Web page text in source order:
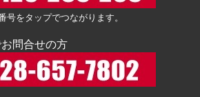
号をタップでつながります。
問合せの方